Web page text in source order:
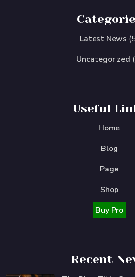
Latest News
Uncategorized
Useful
Home
Blog
Page
Shop
Buy Pro
Recent